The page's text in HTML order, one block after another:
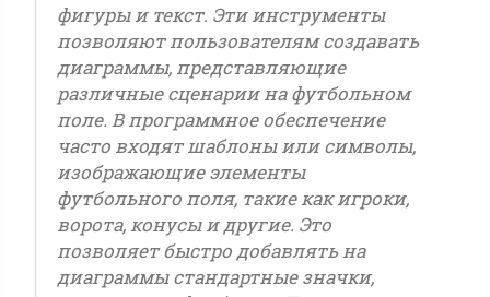
фигуры и текст. Эти инструменты
позволяют пользователям создавать
диаграммы, представляющие
различные сценарии на футбольном
поле. В программное обеспечение
часто входят шаблоны или символы,
изображающие элементы
футбольного поля, такие как игроки,
ворота, конусы и другие. Это
позволяет быстро добавлять на
диаграммы стандартные значки,